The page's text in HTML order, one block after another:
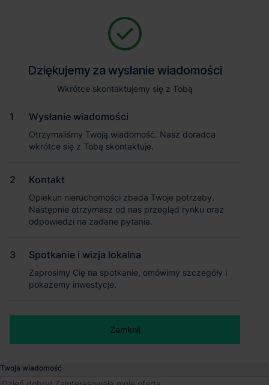
Magazyn Segro Business Park Warsaw
Żerań
Warszawa, Mazowieckie
Dostępna powierzchnia
Dziękujemy za wysłanie wiadomości
Wkrótce skontaktujemy się z Tobą
Wysłanie wiadomości
Otrzymaliśmy Twoją wiadomość. Nasz doradca
wkrótce się z Tobą skontaktuje.
Kontakt
Opiekun nieruchomości zbada Twoje potrzeby.
Następnie otrzymasz od nas przegląd rynku oraz
odpowiedzi na zadane pytania.
Spotkanie i wizja lokalna
Zaprosimy Cię na spotkanie, omówimy szczegóły i
pokażemy inwestycje.
Zamknij
Jesteśmy tu, żeby Ci pomóc. Niezależnie od tego, na jakim etapie
pomożemy Ci wybrać najlepszą ofertę. Napisz do nas!
Imię i nazwisko
Nazwa firmy
Email służbowy
Twoja wiadomość
Dziękujemy za wysłanie wiadomości
Wkrótce skontaktujemy się z Tobą
Wysłanie wiadomości
Otrzymaliśmy Twoją wiadomość. Nasz doradca
wkrótce się z Tobą skontaktuje.
Kontakt
Opiekun nieruchomości zbada Twoje potrzeby.
Następnie otrzymasz od nas przegląd rynku oraz
odpowiedzi na zadane pytania.
Spotkanie i wizja lokalna
Zaprosimy Cię na spotkanie, omówimy szczegóły i
pokażemy inwestycje.
Zamknij